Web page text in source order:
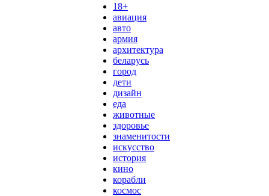
18+
авиация
авто
армия
архитектура
беларусь
город
дети
дизайн
еда
животные
здоровье
знаменитости
искусство
история
кино
корабли
космос